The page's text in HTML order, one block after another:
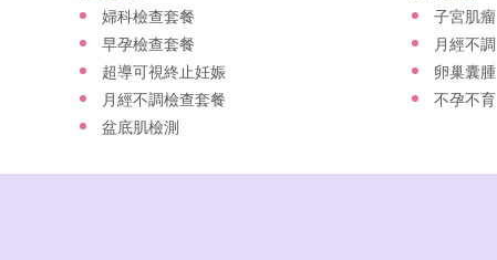
婦科檢查套餐
早孕檢查套餐
超導可視終止妊娠
月經不調檢查套餐
盆底肌檢測
子宮肌瘤
月經不調
卵巢囊腫
不孕不育